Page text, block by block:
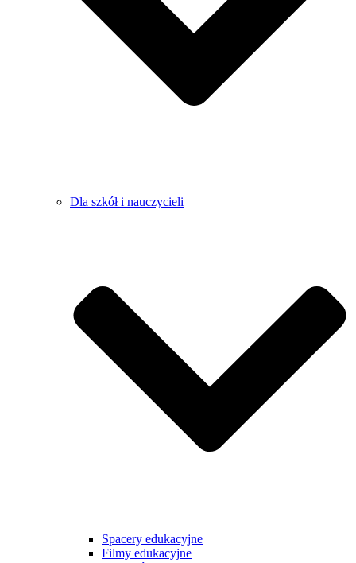
Dla szkół i nauczycieli
Spacery edukacyjne
Filmy edukacyjne